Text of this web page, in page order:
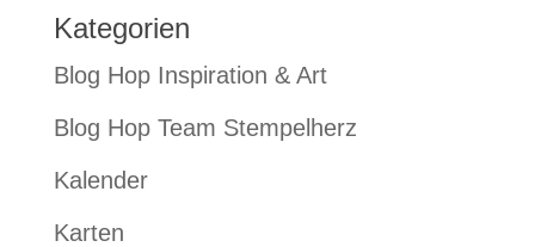
Kategorien
Blog Hop Inspiration & Art
Blog Hop Team Stempelherz
Kalender
Karten